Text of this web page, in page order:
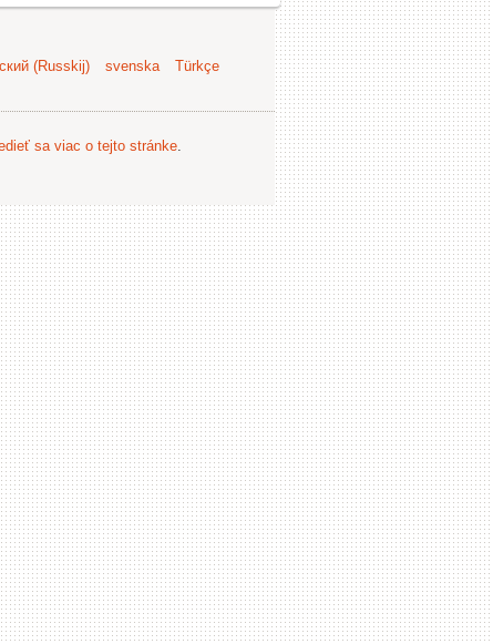
(Russkij) svenska
Türkçe
sa viac o tejto stránke.